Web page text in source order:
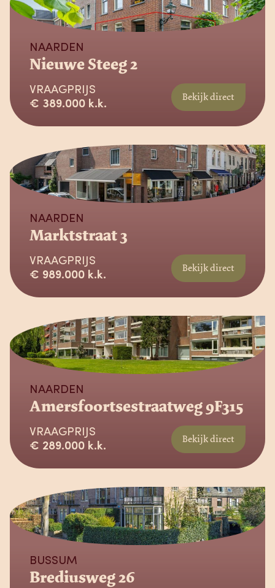
Beschikbaar
NAARDEN
Nieuwe Steeg 2
VRAAGPRIJS
€ 389.000 k.k.
Bekijk direct
Beschikbaar
NAARDEN
Marktstraat 3
VRAAGPRIJS
€ 989.000 k.k.
Bekijk direct
Beschikbaar
NAARDEN
Amersfoortsestraatweg 9F315
VRAAGPRIJS
€ 289.000 k.k.
Bekijk direct
Beschikbaar
BUSSUM
Brediusweg 26